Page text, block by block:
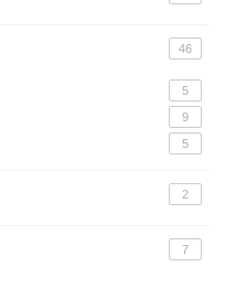
46
5
9
5
2
7